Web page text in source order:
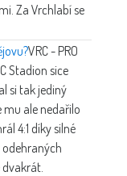
Za Vrchlabí se
VRC - PRO
Stadion sice
si tak jediný
ale nedařilo
4:1 díky silné